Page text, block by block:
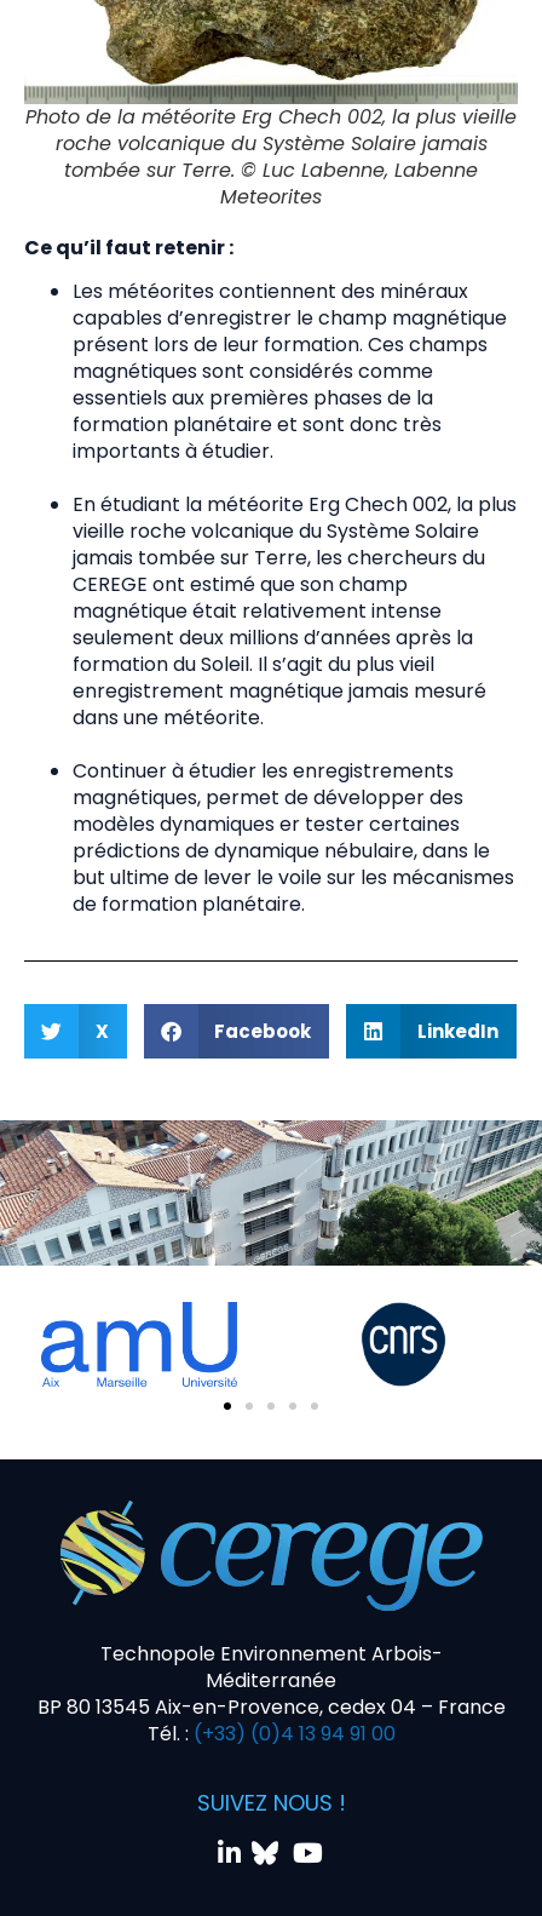
Photo de la météorite Erg Chech 002, la plus vieille
roche volcanique du Système Solaire jamais
tombée sur Terre. © Luc Labenne, Labenne
Meteorites
Ce qu’il faut retenir :
Les météorites contiennent des minéraux
capables d’enregistrer le champ magnétique
présent lors de leur formation. Ces champs
magnétiques sont considérés comme
essentiels aux premières phases de la
formation planétaire et sont donc très
importants à étudier.
En étudiant la météorite Erg Chech 002, la plus
vieille roche volcanique du Système Solaire
jamais tombée sur Terre, les chercheurs du
CEREGE ont estimé que son champ
magnétique était relativement intense
seulement deux millions d’années après la
formation du Soleil. Il s’agit du plus vieil
enregistrement magnétique jamais mesuré
dans une météorite.
Continuer à étudier les enregistrements
magnétiques, permet de développer des
modèles dynamiques er tester certaines
prédictions de dynamique nébulaire, dans le
but ultime de lever le voile sur les mécanismes
de formation planétaire.
X Facebook LinkedIn
Technopole Environnement Arbois-
Méditerranée
BP 80 13545 Aix-en-Provence, cedex 04 – France
Tél. : (+33) (0)4 13 94 91 00
SUIVEZ NOUS !